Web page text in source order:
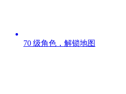
70 级角色，解锁地图